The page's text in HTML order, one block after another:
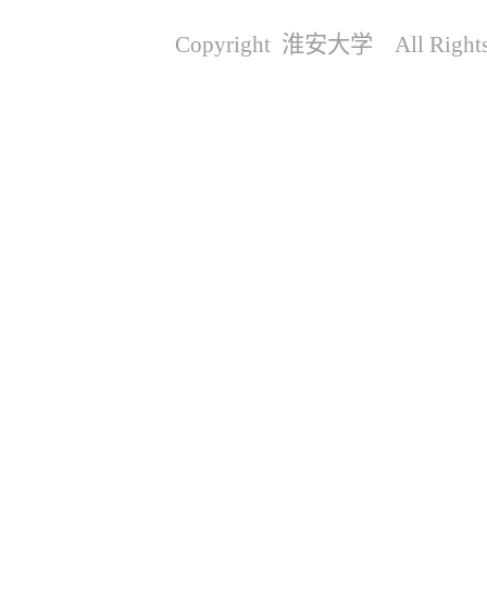
Copyright 淮安大学 All